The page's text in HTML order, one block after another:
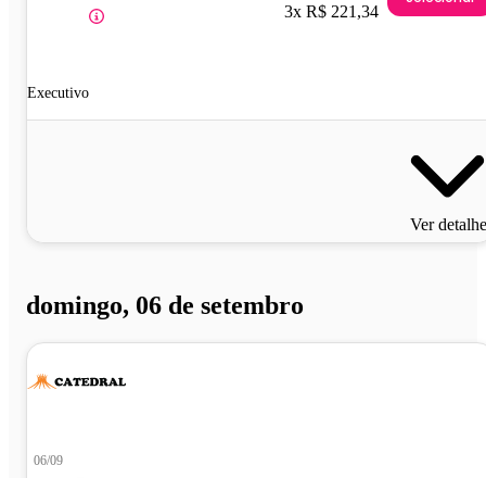
Executivo
3x R$ 221,34
Ver
domingo, 06 de setembro
06/09